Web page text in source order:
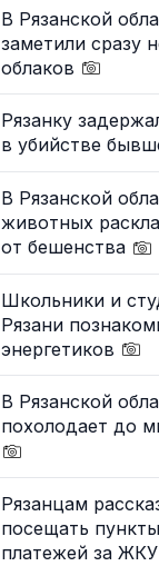
В Рязанской
заметили сразу
облаков
Рязанку
в убийстве
В Рязанской
животных
от бешенства
Школьники и
Рязани
энергетиков
В Рязанской
похолодает до
Рязанцам
посещать
платежей за ЖКУ